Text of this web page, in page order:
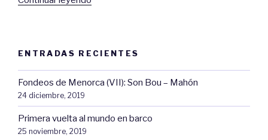
en
barco
por
ENTRADAS RECIENTES
Fondeos de Menorca (VII): Son Bou – Mahón
24 diciembre, 2019
Primera vuelta al mundo en barco
25 noviembre, 2019